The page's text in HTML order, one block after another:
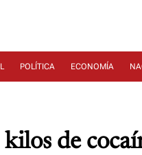
POLÍTICA ECONOMÍA
de